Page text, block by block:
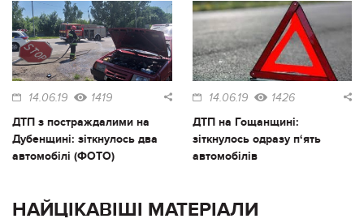
14.06.19 1419
ДТП з постраждалими на
Дубенщині: зіткнулось два
автомобілі (ФОТО)
14.06.19 1426
ДТП на Гощанщині:
зіткнулось одразу п‘ять
автомобілів
НАЙЦІКАВІШІ МАТЕРІАЛИ